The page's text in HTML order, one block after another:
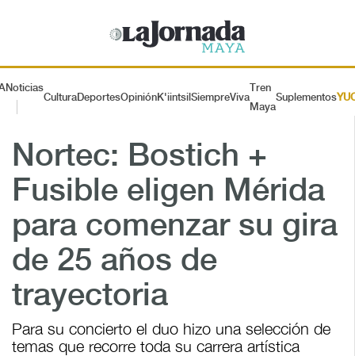
Noticias
CulturaDeportesOpiniónK'iintsil SiempreViva
Tren
Maya
Suplementos
Nortec: Bostich +
Fusible eligen Mérida
para comenzar su gira
de 25 años de
trayectoria
Para su concierto el duo hizo una selección de
temas que recorre toda su carrera artística